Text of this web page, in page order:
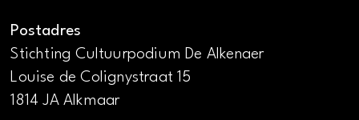
Postadres
Stichting Cultuurpodium De Alkenaer
Louise de Colignystraat 15
1814 JA Alkmaar